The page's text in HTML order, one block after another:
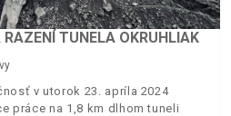
TUNELA OKRUHLIAK
v utorok 23. apríla 2024
práce na 1,8 km dlhom tuneli